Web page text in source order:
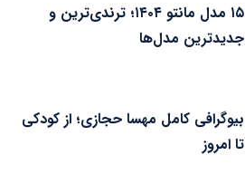
۱۵ مدل مانتو ۱۴۰۴؛ ترندی‌ترین و
جدیدترین مدل‌ها
بیوگرافی کامل مهسا حجازی؛ از کودکی
تا امروز